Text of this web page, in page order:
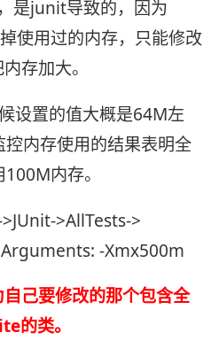
是junit导致的，因为
使用过的内存，只能修改
存加大。
设置的值大概是64M左
内存使用的结果表明全
内存。
>AllTests->
-Xmx500m
己要修改的那个包含全
的类。